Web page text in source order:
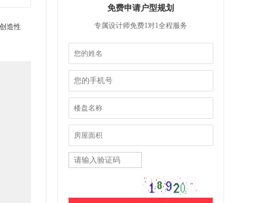
造性
免费申请户型规划
专属设计师免费1对1全程服务